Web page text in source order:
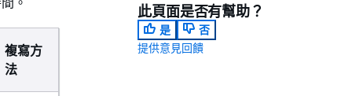
複寫方
法
此頁面是否有幫助？
是
否
提供意見回饋